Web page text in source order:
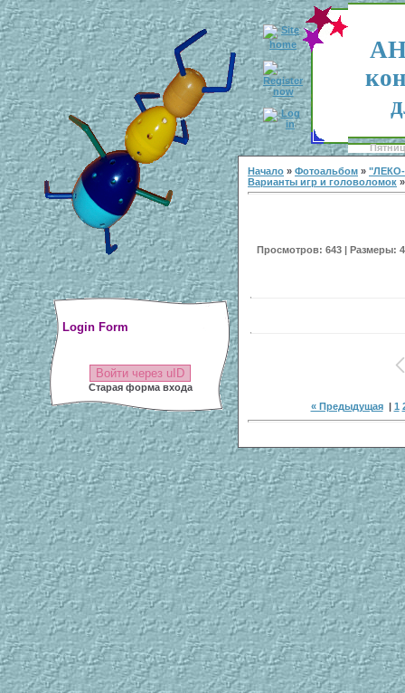
Login Form
Войти через uID
Старая форма входа
Начало » Фотоальбом »
Варианты игр и головоломок
Просмотров: 643 | Размеры:
« Предыдущая| 1